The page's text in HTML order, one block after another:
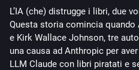
L’IA (che) distrugge i libri, due
Questa storia comincia quando
e Kirk Wallace Johnson, tre
una causa ad Anthropic per
LLM Claude con libri piratati e